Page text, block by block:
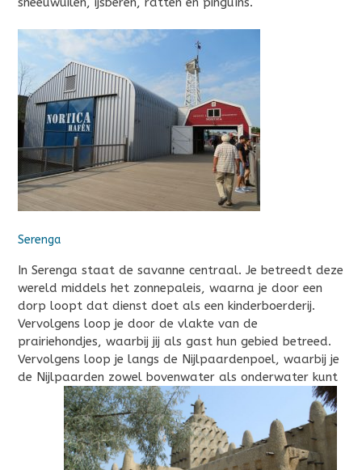
Serenga
In Serenga staat de savanne centraal. Je betreedt deze
wereld middels het zonnepaleis, waarna je door een
dorp loopt dat dienst doet als een kinderboerderij.
Vervolgens loop je door de vlakte van de
prairiehondjes, waarbij jij als gast hun gebied betreed.
Vervolgens loop je langs de Nijlpaardenpoel, waarbij je
de Nijlpaarden zowel bovenwater als onderwater kunt